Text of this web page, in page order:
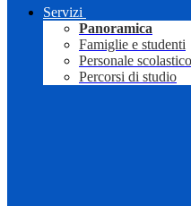
Servizi
Panoramica
Famiglie e studenti
Personale scolastico
Percorsi di studio